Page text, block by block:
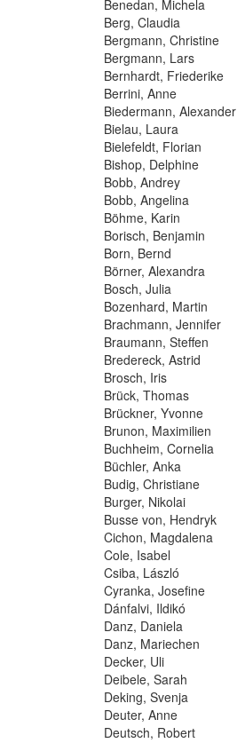
Benedan, Michela
Berg, Claudia
Bergmann, Christine
Bergmann, Lars
Bernhardt, Friederike
Berrini, Anne
Biedermann, Alexander
Bielau, Laura
Bielefeldt, Florian
Bishop, Delphine
Bobb, Andrey
Bobb, Angelina
Böhme, Karin
Borisch, Benjamin
Born, Bernd
Börner, Alexandra
Bosch, Julia
Bozenhard, Martin
Brachmann, Jennifer
Braumann, Steffen
Bredereck, Astrid
Brosch, Iris
Brück, Thomas
Brückner, Yvonne
Brunon, Maximilien
Buchheim, Cornelia
Büchler, Anka
Budig, Christiane
Burger, Nikolai
Busse von, Hendryk
Cichon, Magdalena
Cole, Isabel
Csiba, László
Cyranka, Josefine
Dánfalvi, Ildikó
Danz, Daniela
Danz, Mariechen
Decker, Uli
Deibele, Sarah
Deking, Svenja
Deuter, Anne
Deutsch, Robert